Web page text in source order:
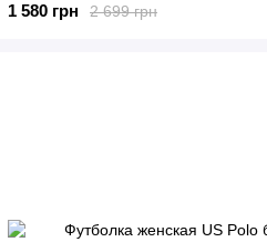
2 699 грн
1 580 грн